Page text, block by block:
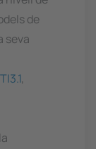
de
seva
,